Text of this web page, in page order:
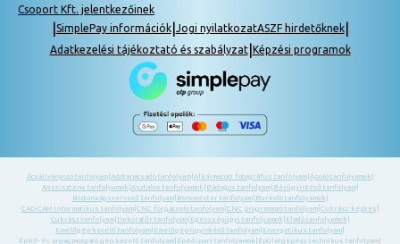
Csoport Kft. jelentkezőinek
SimplePay információk| Jogi nyilatkozatASZF hirdetőknek|
Adatkezelési tájékoztató és szabályzat| Képzési programok
Ácsállványozó tanfolyam| Adótanácsadó tanfolyam| Alkalmazott fotográfus tanfolyam| Ápoló tanfolyamok
Asszisztens tanfolyamok Asztalos tanfolyamok Bádogos tanfolyam| Bérügyintéző tanfolyam|
Biztonságszervező tanfolyam| Boncmester tanfolyam| Burkoló tanfolyamok
CAD-CAM informatikus tanfolyam| CNC forgácsoló tanfolyam| CNC programozó tanfolyam| Cukrász képzés
Cukrász tanfolyam| Dekoratőr tanfolyam| Egészségügyi tanfolyamok Eladó tanfolyamok
Emelőgép-kezelő tanfolyam Emelőgép-ügyintéző tanfolyam Energetikus tanfolyam
Építő- és anyagmozgató gép kezelő tanfolyam Építőipari tanfolyamok Épületgépész technikus tanfolyam